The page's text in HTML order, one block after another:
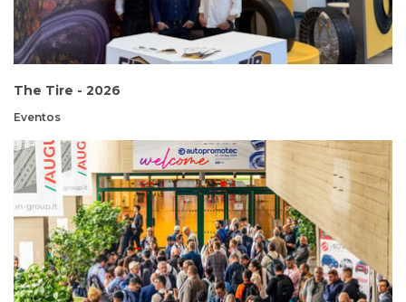
The Tire - 2026
Eventos